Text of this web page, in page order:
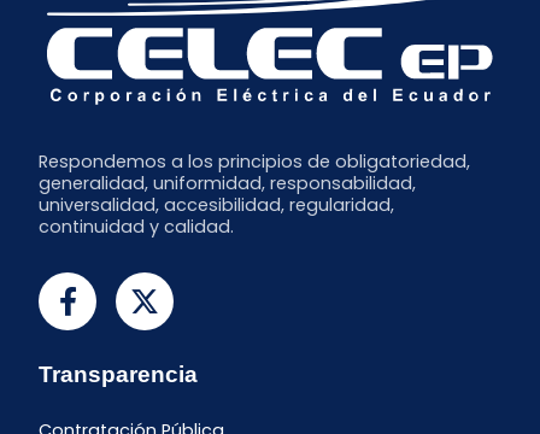
Respondemos a los principios de obligatoriedad,
generalidad, uniformidad, responsabilidad,
universalidad, accesibilidad, regularidad,
continuidad y calidad.
Transparencia